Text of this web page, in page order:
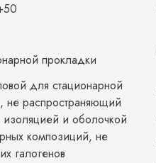
прокладки
для стационарной
не распространяющий
изоляцией и оболочкой
композиций, не
галогенов